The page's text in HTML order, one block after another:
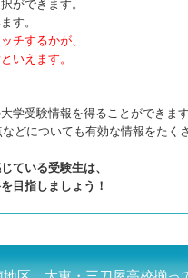
ができます。
す。
チするかが、
いえます。
学受験情報を得ることができま
どについても有効な情報をたく
ている受験生は、
目指しましょう！